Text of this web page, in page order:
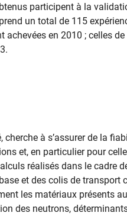
participent à la
un total de 115
achevées en 2010 ; celles
cherche à s’assurer de la
et, en particulier pour
réalisés dans le cadre
et des colis de transport
les matériaux présents
des neutrons,